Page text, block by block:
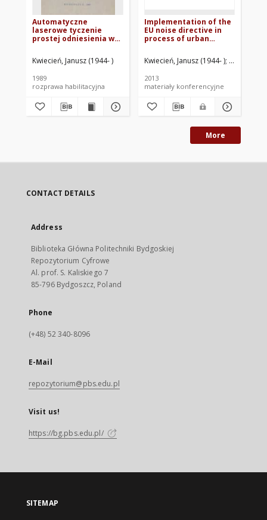
Automatyczne
laserowe tyczenie
prostej odniesienia w
fabrycznych ze
szczególnym
turbulencji
atmosferycznej
Kwiecień, Janusz (1944- )
1989
rozprawa habilitacyjna
Implementation of the
EU noise directive in
process of urban
Kwiecień, Janusz (1944- ) Szopińska,
2013
materiały konferencyjne
More
CONTACT DETAILS
Address
Biblioteka Główna Politechniki Bydgoskiej
Repozytorium Cyfrowe
Al. prof. S. Kaliskiego 7
85-796 Bydgoszcz, Poland
Phone
(+48) 52 340-8096
E-Mail
repozytorium@pbs.edu.pl
Visit us!
https://bg.pbs.edu.pl/
SITEMAP